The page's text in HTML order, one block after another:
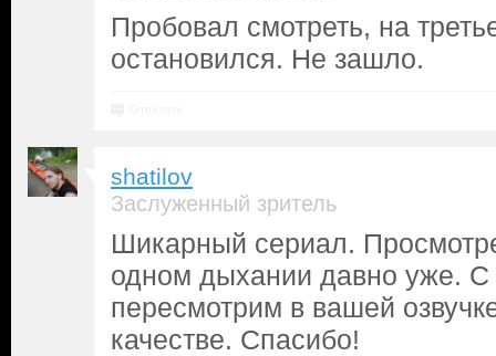
Пробовал смотреть, на
остановился. Не зашло.
shatilov
Заслуженный зритель
Шикарный сериал.
одном дыхании давно уже. С
пересмотрим в вашей
качестве. Спасибо!